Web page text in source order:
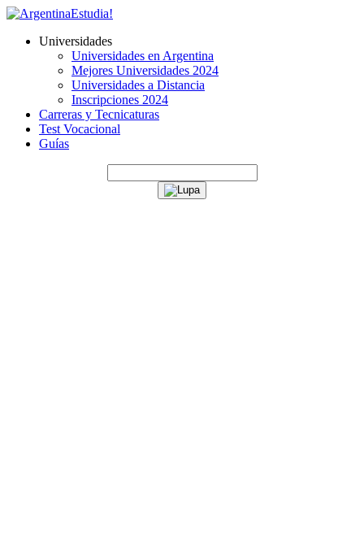
Universidades
Universidades en Argentina
Mejores Universidades 2024
Universidades a Distancia
Inscripciones 2024
Carreras y Tecnicaturas
Test Vocacional
Guías